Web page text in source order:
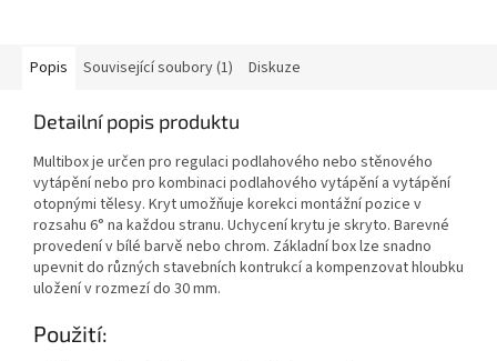
Popis Související soubory (1) Diskuze
Detailní popis produktu
Multibox je určen pro regulaci podlahového nebo stěnového
vytápění nebo pro kombinaci podlahového vytápění a vytápění
otopnými tělesy. Kryt umožňuje korekci montážní pozice v
rozsahu 6° na každou stranu. Uchycení krytu je skryto. Barevné
provedení v bílé barvě nebo chrom. Základní box lze snadno
upevnit do různých stavebních kontrukcí a kompenzovat hloubku
uložení v rozmezí do 30 mm.
Použití: